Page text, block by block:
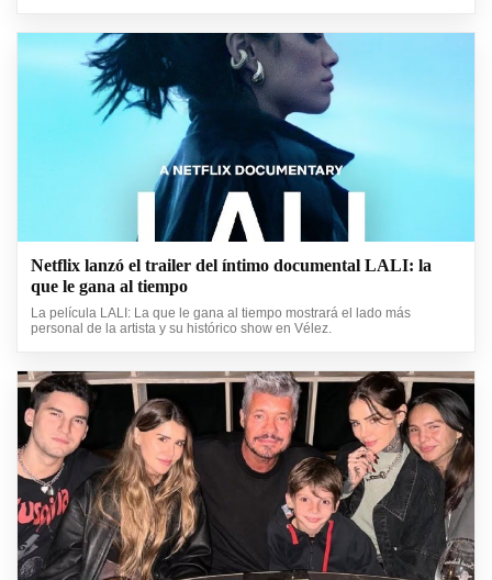
Netflix lanzó el trailer del íntimo documental LALI: la
que le gana al tiempo
La película LALI: La que le gana al tiempo mostrará el lado más
personal de la artista y su histórico show en Vélez.